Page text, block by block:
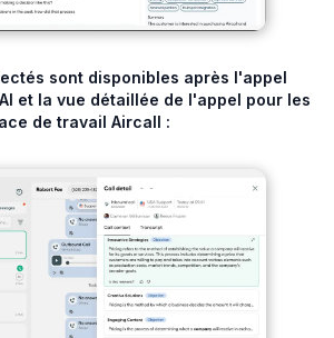
sont disponibles après l'appel
et la vue détaillée de l'appel pour les
de travail Aircall :